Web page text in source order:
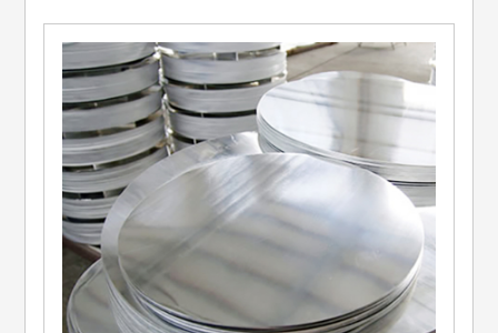
permettent aux plaquettes d'aluminium traitées
de ne pas se déformer, matériaux compacts,
facile à polir, et ont une excellente résistance à
l'oxydation ...